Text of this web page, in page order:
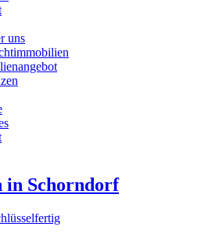
uns
in Schorndorf